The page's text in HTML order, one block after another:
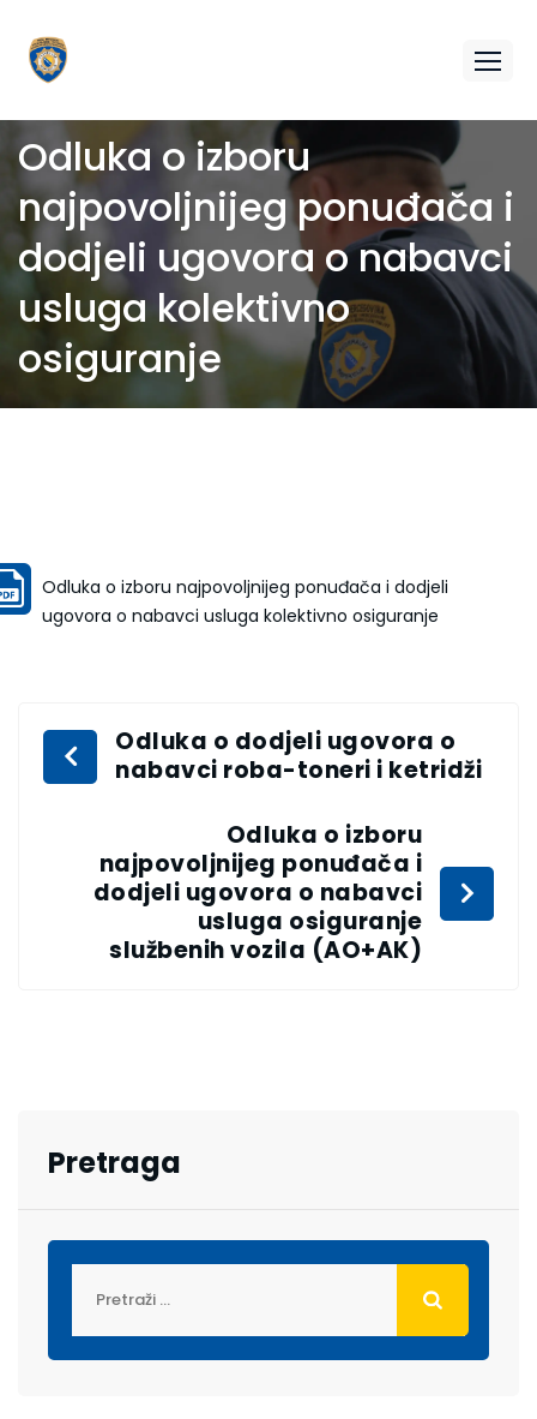
Odluka o izboru
najpovoljnijeg ponuđača i
dodjeli ugovora o nabavci
usluga kolektivno
osiguranje
Odluka o izboru najpovoljnijeg ponuđača i dodjeli
ugovora o nabavci usluga kolektivno osiguranje
Odluka o dodjeli ugovora o
nabavci roba-toneri i ketridži
Odluka o izboru
najpovoljnijeg ponuđača i
dodjeli ugovora o nabavci
usluga osiguranje
službenih vozila (AO+AK)
Pretraga